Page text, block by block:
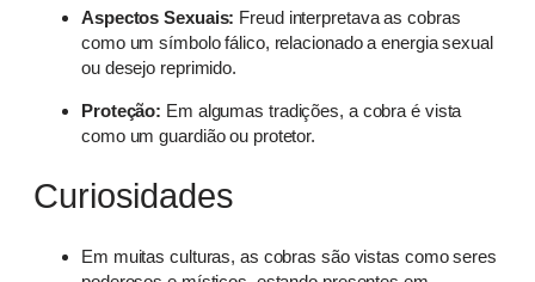
Aspectos Sexuais: Freud interpretava as cobras
como um símbolo fálico, relacionado a energia sexual
ou desejo reprimido.
Proteção: Em algumas tradições, a cobra é vista
como um guardião ou protetor.
Curiosidades
Em muitas culturas, as cobras são vistas como seres